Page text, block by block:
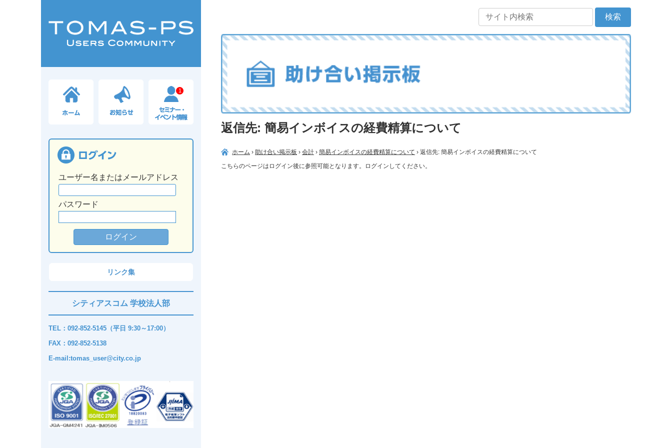
1
ユーザー名またはメールアドレス
パスワード
リンク集
シティアスコム 学校法人部
TEL：092-852-5145（平日 9:30～17:00）
FAX：092-852-5138
E-mail:tomas_user@city.co.jp
返信先: 簡易インボイスの経費精算について
ホーム › 助け合い掲示板 › 会計 › 簡易インボイスの経費精算について › 返信先: 簡易インボイスの経費精算について
こちらのページはログイン後に参照可能となります。ログインしてください。